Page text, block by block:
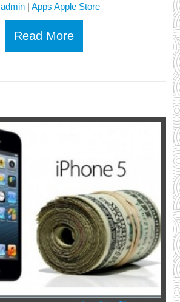
admin| Apps Apple Store
Read More